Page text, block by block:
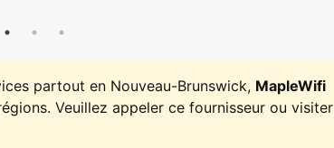
partout en Nouveau-Brunswick, MapleWifi
Veuillez appeler ce fournisseur ou visiter